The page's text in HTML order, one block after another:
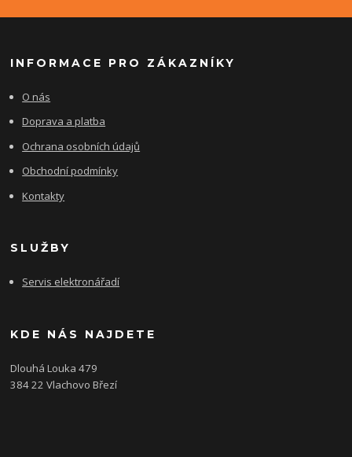
INFORMACE PRO ZÁKAZNÍKY
O nás
Doprava a platba
Ochrana osobních údajů
Obchodní podmínky
Kontakty
SLUŽBY
Servis elektronářadí
KDE NÁS NAJDETE
Dlouhá Louka 479
384 22 Vlachovo Březí